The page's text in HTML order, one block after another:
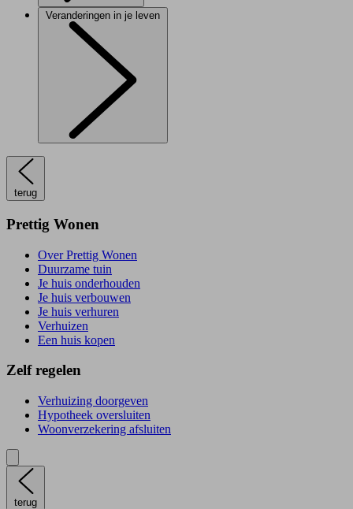
Veranderingen in je leven
terug
Prettig Wonen
Over Prettig Wonen
Duurzame tuin
Je huis onderhouden
Je huis verbouwen
Je huis verhuren
Verhuizen
Een huis kopen
Zelf regelen
Verhuizing doorgeven
Hypotheek oversluiten
Woonverzekering afsluiten
terug